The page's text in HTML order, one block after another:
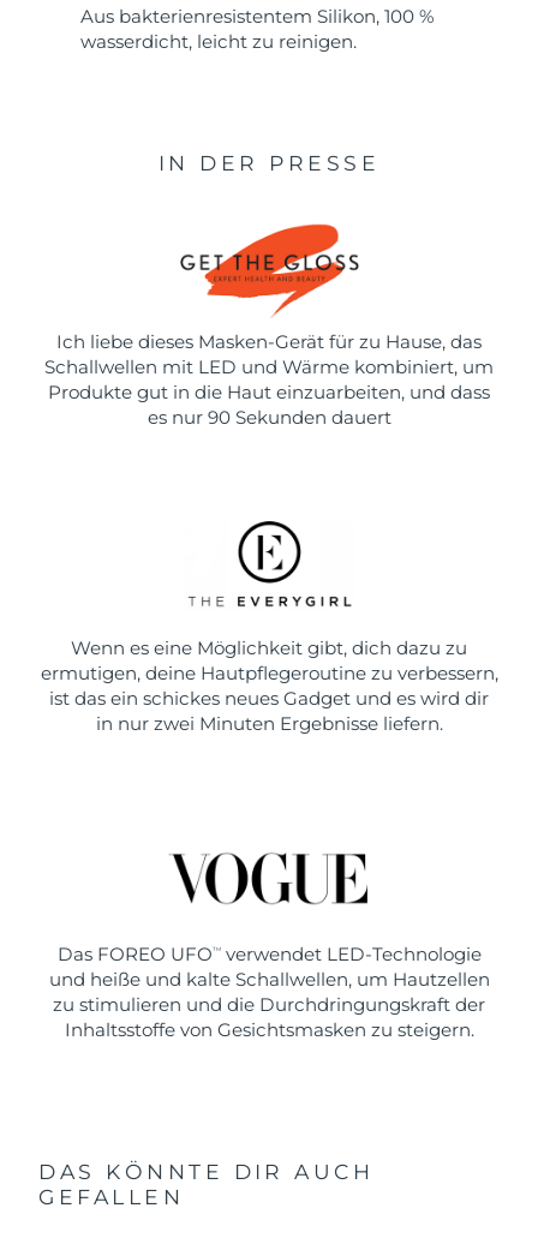
Aus bakterienresistentem Silikon, 100 %
wasserdicht, leicht zu reinigen.
IN DER PRESSE
Ich liebe dieses Masken-Gerät für zu Hause, das
Schallwellen mit LED und Wärme kombiniert, um
Produkte gut in die Haut einzuarbeiten, und dass
es nur 90 Sekunden dauert
Wenn es eine Möglichkeit gibt, dich dazu zu
ermutigen, deine Hautpflegeroutine zu verbessern,
ist das ein schickes neues Gadget und es wird dir
in nur zwei Minuten Ergebnisse liefern.
Das FOREO UFO TMverwendet LED-Technologie
und heiße und kalte Schallwellen, um Hautzellen
zu stimulieren und die Durchdringungskraft der
Inhaltsstoffe von Gesichtsmasken zu steigern.
DAS KÖNNTE DIR AUCH
GEFALLEN